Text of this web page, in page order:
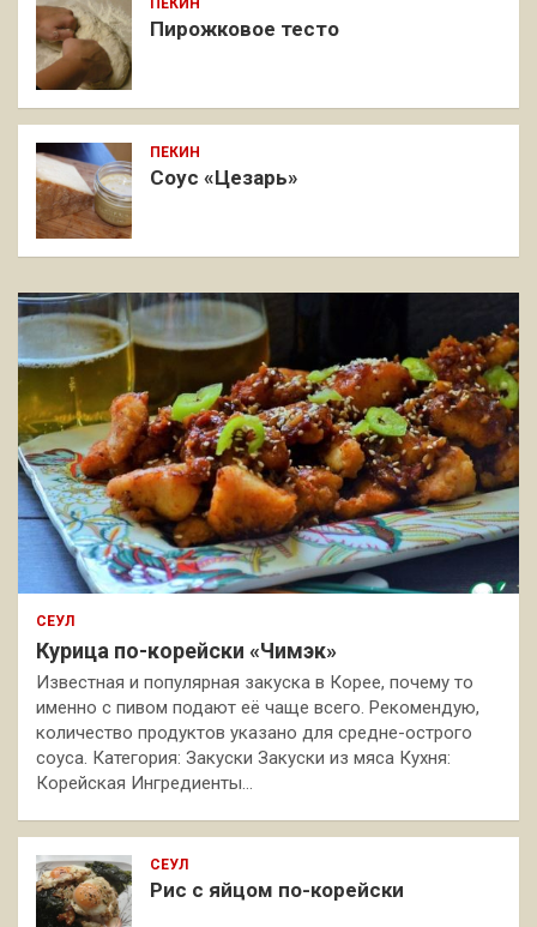
ПЕКИН
Пирожковое тесто
ПЕКИН
Соус «Цезарь»
СЕУЛ
Курица по-корейски «Чимэк»
Известная и популярная закуска в Корее, почему то
именно с пивом подают её чаще всего. Рекомендую,
количество продуктов указано для средне-острого
соуса. Категория: Закуски Закуски из мяса Кухня:
Корейская Ингредиенты…
СЕУЛ
Рис с яйцом по-корейски